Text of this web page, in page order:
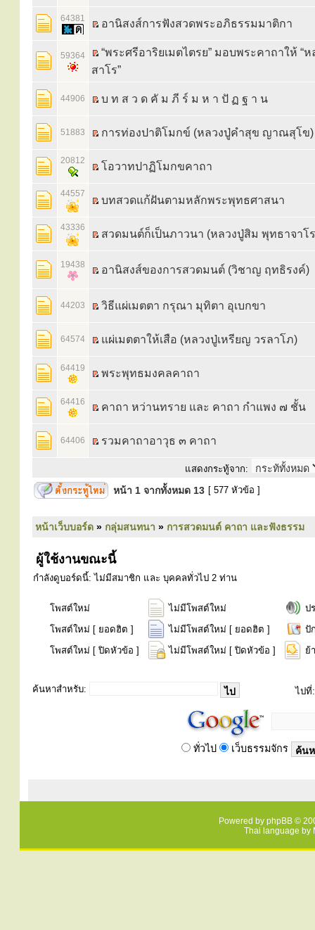
64381 อานิสงส์การฟังสวดพระอภิธรรมมาติกา
59364
“พระศรีอาริยเมตไตรย” มอบพระคาถาให้ “ห
สาโร”
44906 บ ท ส ว ด คั ม ภี ร์ ม ห า ปั ฏ ฐ า น
51883 การท่องปาติโมกข์ (หลวงปู่คำสุข ญาณสุโข)
20812 โอวาทปาฏิโมกขคาถา
44557
บทสวดแก้ฝันตามหลักพระพุทธศาสนา
43336
สวดมนต์ก็เป็นภาวนา (หลวงปู่สิม พุทธาจาโ
19438 อานิสงส์ของการสวดมนต์ (วิชาญ ฤทธิรงค์)
44203 วิธีแผ่เมตตา กรุณา มุทิตา อุเบกขา
64574 แผ่เมตตาให้เสือ (หลวงปู่เหรียญ วรลาโภ)
64419 พระพุทธมงคลคาถา
64416 คาถา หว่านทราย และ คาถา กำแพง ๗ ชั้น
64406 รวมคาถาอาวุธ ๓ คาถา
แสดงกระทู้จาก:
หน้า 1 จากทั้งหมด 13 [ 577 หัวข้อ ]
หน้าเว็บบอร์ด » กลุ่มสนทนา » การสวดมนต์ คาถา และฟังธรรม
ผู้ใช้งานขณะนี้
กำลังดูบอร์ดนี้: ไม่มีสมาชิก และ บุคคลทั่วไป 2 ท่าน
โพสต์ใหม่ ไม่มีโพสต์ใหม่
ป
โพสต์ใหม่ [ ยอดฮิต ]
ไม่มีโพสต์ใหม่ [ ยอดฮิต ]
ปั
โพสต์ใหม่ [ ปิดหัวข้อ ]
ไม่มีโพสต์ใหม่ [ ปิดหัวข้อ ] ย้
ค้นหาสำหรับ: ไปที่:
ทั่วไป เว็บธรรมจักร
Powered by phpBB ©
Thai language by